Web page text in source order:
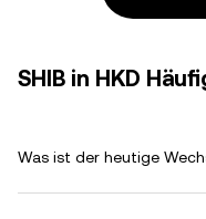
SHIB in HKD
Was ist der heutige